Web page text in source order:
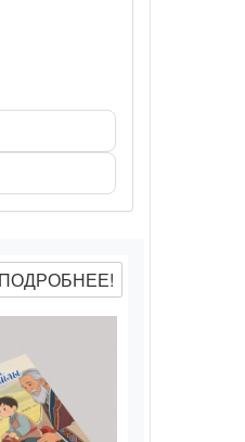
ПОДРОБНЕЕ!